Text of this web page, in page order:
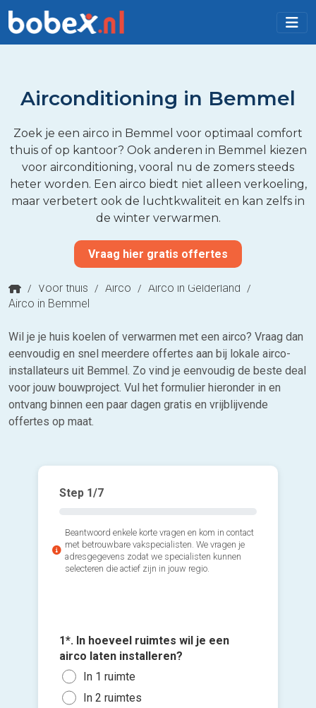
Airconditioning in Bemmel
Zoek je een airco in Bemmel voor optimaal comfort
thuis of op kantoor? Ook anderen in Bemmel kiezen
voor airconditioning, vooral nu de zomers steeds
heter worden. Een airco biedt niet alleen verkoeling,
maar verbetert ook de luchtkwaliteit en kan zelfs in
de winter verwarmen.
Vraag hier gratis offertes
/ Voor thuis / Airco / Airco in Gelderland /
Airco in Bemmel
Wil je je huis koelen of verwarmen met een airco? Vraag dan
eenvoudig en snel meerdere offertes aan bij lokale airco-
installateurs uit Bemmel. Zo vind je eenvoudig de beste deal
voor jouw bouwproject. Vul het formulier hieronder in en
ontvang binnen een paar dagen gratis en vrijblijvende
offertes op maat.
Step 1/7
Beantwoord enkele korte vragen en kom in contact
met betrouwbare vakspecialisten. We vragen je
adresgegevens zodat we specialisten kunnen
selecteren die actief zijn in jouw regio.
1*. In hoeveel ruimtes wil je een
airco laten installeren?
In 1 ruimte
In 2 ruimtes